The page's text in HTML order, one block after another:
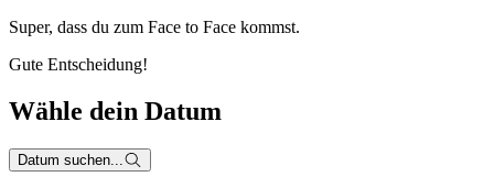
Super, dass du zum Face to Face kommst.
Gute Entscheidung!
Wähle dein Datum
Datum suchen...